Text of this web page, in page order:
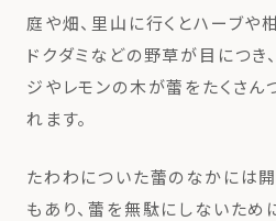
庭や畑、里山に行くとハーブや
ドクダミなどの野草が目につき
ジやレモンの木が蕾をたくさん
れます。
たわわについた蕾のなかには
もあり、蕾を無駄にしないため